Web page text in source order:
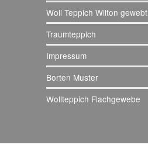
Woll Teppich Wilton gewebt
Traumteppich
Impressum
Borten Muster
Wollteppich Flachgewebe